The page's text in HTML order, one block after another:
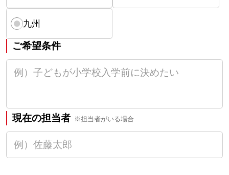
九州
ご希望条件
現在の担当者 ※担当者がいる場合